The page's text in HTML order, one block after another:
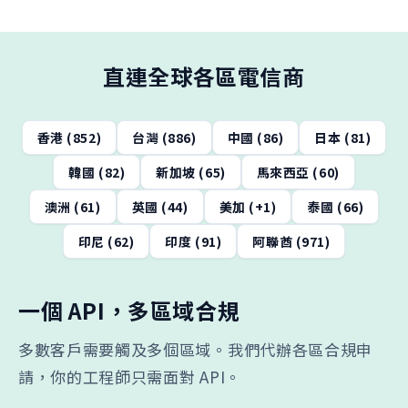
直連全球各區電信商
香港 (852) 台灣 (886) 中國 (86)
日本 (81)
韓國 (82)
新加坡 (65)
馬來西亞 (60)
澳洲 (61)
英國 (44) 美加 (+1)
泰國 (66)
印尼 (62)
印度 (91) 阿聯酋 (971)
一個 API，多區域合規
多數客戶需要觸及多個區域。我們代辦各區合規申
請，你的工程師只需面對 API。